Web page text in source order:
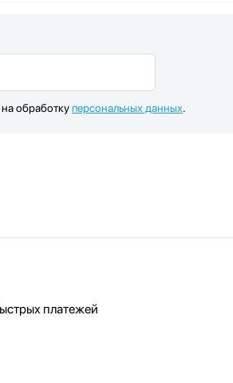
обработкуперсональных данных.
платежей